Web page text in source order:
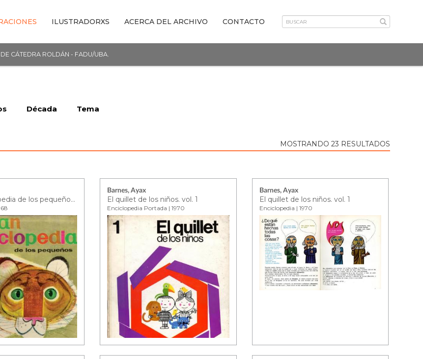
ILUSTRADORXS ACERCA DEL ARCHIVO CONTACTO
CÁTEDRA ROLDÁN - FADU/UBA.
Década Tema
MOSTRANDO 23 RESULTADOS
Gran enciclopedia de los pequeños - tomo 5
Barnes, Ayax
El quillet de los niños. vol. 1
Enciclopedia Portada | 1970
Barnes, Ayax
El quillet de los niños. vol. 1
Enciclopedia | 1970